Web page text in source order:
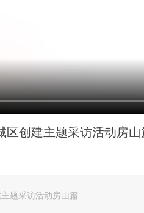
创建主题采访活动房山
题采访活动房山篇